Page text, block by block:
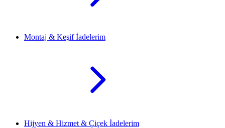
Montaj & Keşif İadelerim
Hijyen & Hizmet & Çiçek İadelerim